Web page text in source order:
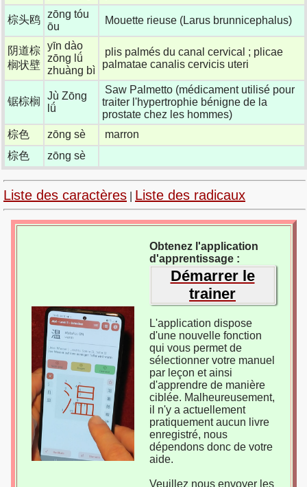
棕头鸥 zōng tóu
ōu
Mouette rieuse (Larus brunnicephalus)
阴道棕
榈状壁
yīn dào
zōng lǘ
zhuàng bì
plis palmés du canal cervical ; plicae
palmatae canalis cervicis uteri
锯棕榈
Jù Zōng
lǘ
Saw Palmetto (médicament utilisé pour
traiter l'hypertrophie bénigne de la
prostate chez les hommes)
棕色
zōng sè
marron
棕色
zōng sè
Liste des caractères Liste des radicaux
Obtenez l'application
d'apprentissage :
Démarrer le
trainer
L'application dispose
d'une nouvelle fonction
qui vous permet de
sélectionner votre manuel
par leçon et ainsi
d'apprendre de manière
ciblée. Malheureusement,
il n'y a actuellement
pratiquement aucun livre
enregistré, nous
dépendons donc de votre
aide.
Veuillez nous envoyer les